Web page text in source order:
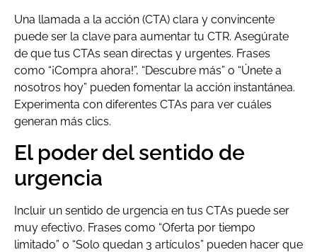
Una llamada a la acción (CTA) clara y convincente
puede ser la clave para aumentar tu CTR. Asegúrate
de que tus CTAs sean directas y urgentes. Frases
como “¡Compra ahora!”, “Descubre más” o “Únete a
nosotros hoy” pueden fomentar la acción instantánea.
Experimenta con diferentes CTAs para ver cuáles
generan más clics.
El poder del sentido de
urgencia
Incluir un sentido de urgencia en tus CTAs puede ser
muy efectivo. Frases como “Oferta por tiempo
limitado” o “Solo quedan 3 artículos” pueden hacer que